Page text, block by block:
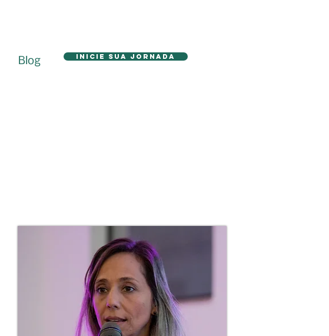
Blog Inicie sua Jornada